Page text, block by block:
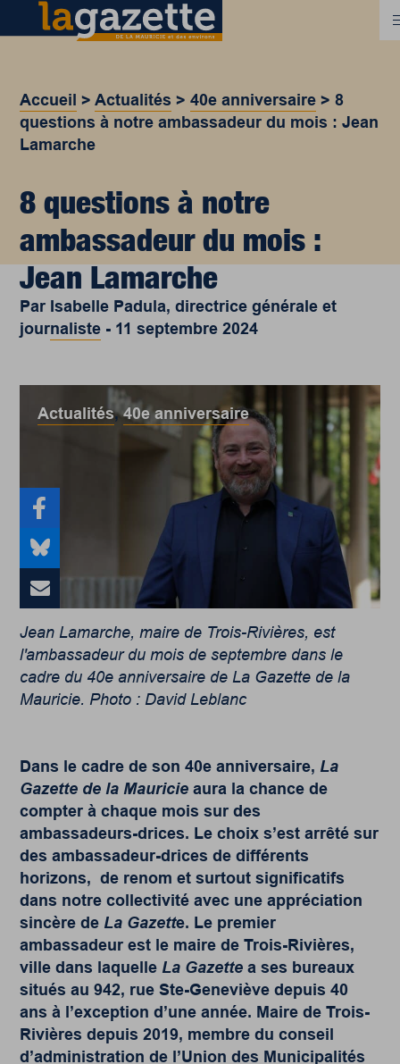
Accueil >Actualités >40e anniversaire >8
questions à notre ambassadeur du mois : Jean
Lamarche
8 questions à notre
ambassadeur du mois :
Jean Lamarche
Par Isabelle Padula, directrice générale et
journaliste - 11 septembre 2024
Actualités,40e anniversaire
Jean Lamarche, maire de Trois-Rivières, est
l'ambassadeur du mois de septembre dans le
cadre du 40e anniversaire de La Gazette de la
Mauricie. Photo : David Leblanc
Dans le cadre de son 40e anniversaire, La
Gazette de la Mauricie aura la chance de
compter à chaque mois sur des
ambassadeurs-drices. Le choix s’est arrêté sur
des ambassadeur-drices de différents
horizons, de renom et surtout significatifs
dans notre collectivité avec une appréciation
sincère de La Gazette. Le premier
ambassadeur est le maire de Trois-Rivières,
ville dans laquelle La Gazette a ses bureaux
situés au 942, rue Ste-Geneviève depuis 40
ans à l’exception d’une année. Maire de Trois-
Rivières depuis 2019, membre du conseil
d’administration de l’Union des Municipalités